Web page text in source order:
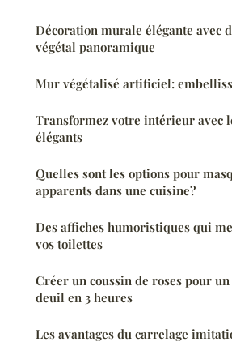
Décoration murale élégante avec
végétal panoramique
Mur végétalisé artificiel:
Transformez votre intérieur avec
élégants
Quelles sont les options pour
apparents dans une cuisine?
Des affiches humoristiques qui
vos toilettes
Créer un coussin de roses pour
deuil en 3 heures
Les avantages du carrelage